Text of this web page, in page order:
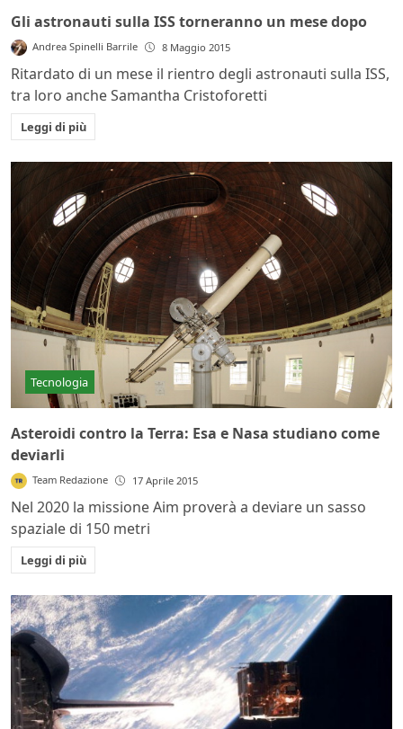
Gli astronauti sulla ISS torneranno un mese dopo
Andrea Spinelli Barrile 8 Maggio 2015
Ritardato di un mese il rientro degli astronauti sulla ISS,
tra loro anche Samantha Cristoforetti
Leggi di più
Tecnologia
Asteroidi contro la Terra: Esa e Nasa studiano come
deviarli
Team Redazione 17 Aprile 2015
Nel 2020 la missione Aim proverà a deviare un sasso
spaziale di 150 metri
Leggi di più